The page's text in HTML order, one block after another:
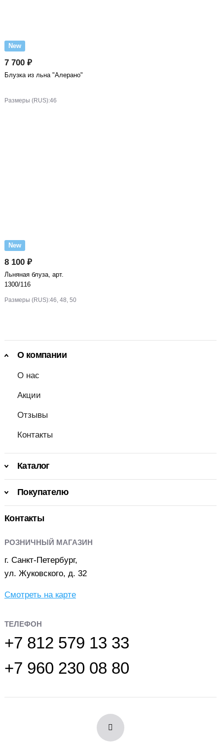
New
7 700 ₽
Блузка из льна "Алерано"
Размеры (RUS):46
New
8 100 ₽
Льняная блуза, арт.
1300/116
Размеры (RUS):46, 48, 50
О компании
О нас
Акции
Отзывы
Контакты
Каталог
Покупателю
Контакты
РОЗНИЧНЫЙ МАГАЗИН
г. Санкт-Петербург,
ул. Жуковского, д. 32
Смотреть на карте
ТЕЛЕФОН
+7 812 579 13 33
+7 960 230 08 80